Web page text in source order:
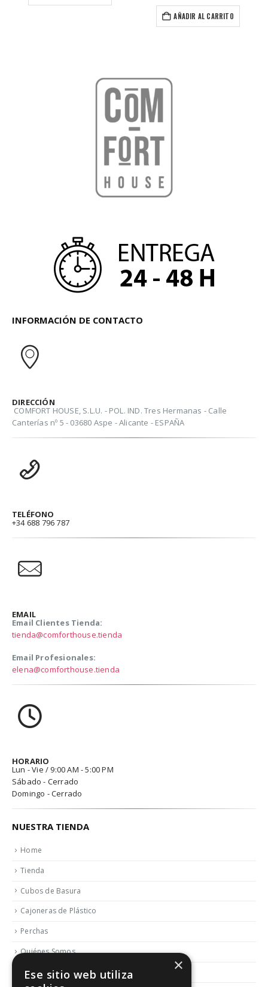
AÑADIR AL CARRITO
INFORMACIÓN DE CONTACTO
DIRECCIÓN
COMFORT HOUSE, S.L.U. - POL. IND. Tres Hermanas - Calle
Canterías nº 5 - 03680 Aspe - Alicante - ESPAÑA
TELÉFONO
+34 688 796 787
EMAIL
Email Clientes Tienda:
tienda@comforthouse.tienda
Email Profesionales:
elena@comforthouse.tienda
HORARIO
Lun - Vie / 9:00 AM - 5:00 PM
Sábado - Cerrado
Domingo - Cerrado
NUESTRA TIENDA
Home
Tienda
Cubos de Basura
Cajoneras de Plástico
Perchas
Quiénes Somos
Contactar
×
Ese sitio web utiliza